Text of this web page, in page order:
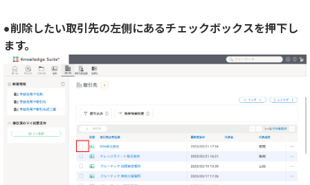
●削除したい取引先の左側にあるチェックボックスを押下し
ます。